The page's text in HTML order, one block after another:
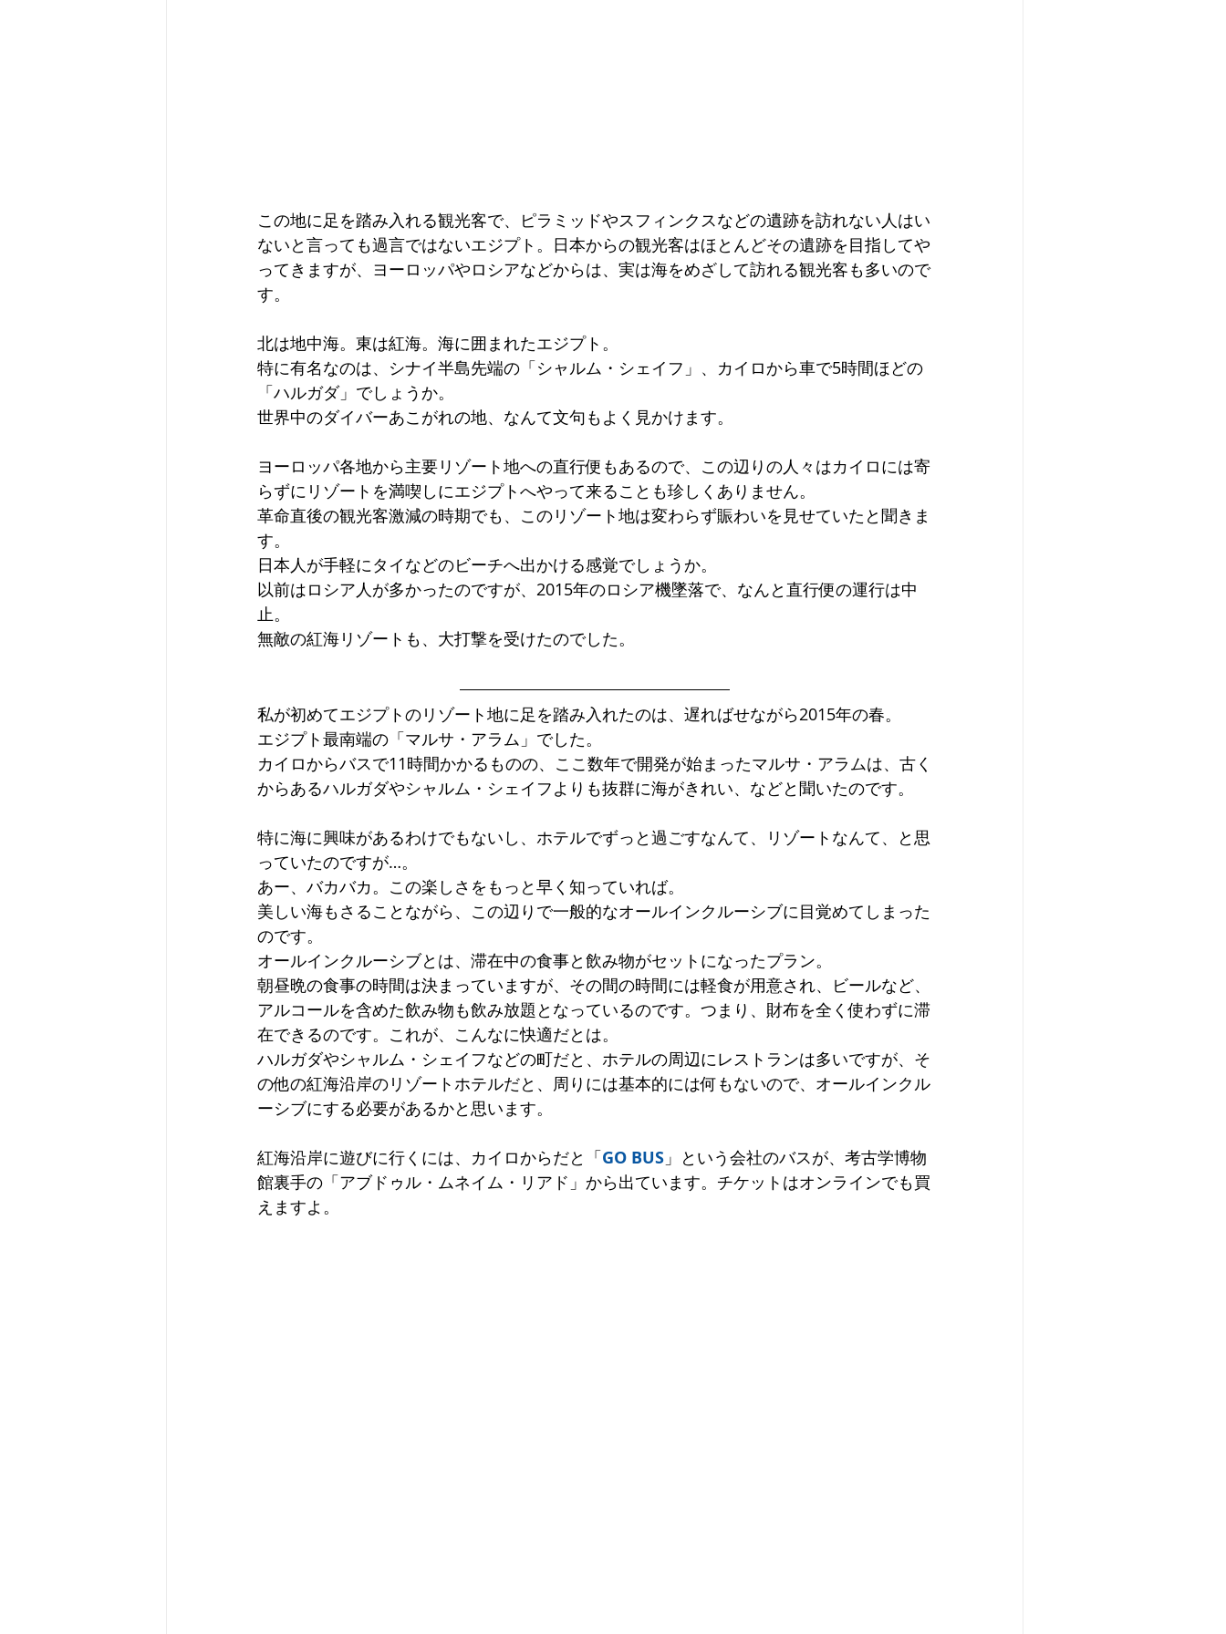
この地に足を踏み入れる観光客で、ピラミッドやスフィンクスなどの遺跡を訪れない人はい
ないと言っても過言ではないエジプト。日本からの観光客はほとんどその遺跡を目指してや
ってきますが、ヨーロッパやロシアなどからは、実は海をめざして訪れる観光客も多いので
す。
北は地中海。東は紅海。海に囲まれたエジプト。
特に有名なのは、シナイ半島先端の「シャルム・シェイフ」、カイロから車で5時間ほどの
「ハルガダ」でしょうか。
世界中のダイバーあこがれの地、なんて文句もよく見かけます。
ヨーロッパ各地から主要リゾート地への直行便もあるので、この辺りの人々はカイロには寄
らずにリゾートを満喫しにエジプトへやって来ることも珍しくありません。
革命直後の観光客激減の時期でも、このリゾート地は変わらず賑わいを見せていたと聞きま
す。
日本人が手軽にタイなどのビーチへ出かける感覚でしょうか。
以前はロシア人が多かったのですが、2015年のロシア機墜落で、なんと直行便の運行は中
止。
無敵の紅海リゾートも、大打撃を受けたのでした。
私が初めてエジプトのリゾート地に足を踏み入れたのは、遅ればせながら2015年の春。
エジプト最南端の「マルサ・アラム」でした。
カイロからバスで11時間かかるものの、ここ数年で開発が始まったマルサ・アラムは、古く
からあるハルガダやシャルム・シェイフよりも抜群に海がきれい、などと聞いたのです。
特に海に興味があるわけでもないし、ホテルでずっと過ごすなんて、リゾートなんて、と思
っていたのですが…。
あー、バカバカ。この楽しさをもっと早く知っていれば。
美しい海もさることながら、この辺りで一般的なオールインクルーシブに目覚めてしまった
のです。
オールインクルーシブとは、滞在中の食事と飲み物がセットになったプラン。
朝昼晩の食事の時間は決まっていますが、その間の時間には軽食が用意され、ビールなど、
アルコールを含めた飲み物も飲み放題となっているのです。つまり、財布を全く使わずに滞
在できるのです。これが、こんなに快適だとは。
ハルガダやシャルム・シェイフなどの町だと、ホテルの周辺にレストランは多いですが、そ
の他の紅海沿岸のリゾートホテルだと、周りには基本的には何もないので、オールインクル
ーシブにする必要があるかと思います。
紅海沿岸に遊びに行くには、カイロからだと「GO BUS 」という会社のバスが、考古学博物
館裏手の「アブドゥル・ムネイム・リアド」から出ています。チケットはオンラインでも買
えますよ。